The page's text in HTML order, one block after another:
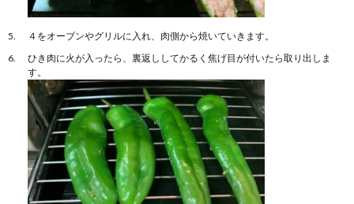
４をオーブンやグリルに入れ、肉側から焼いていきます。
ひき肉に火が入ったら、裏返ししてかるく焦げ目が付いたら取り出しま
す。